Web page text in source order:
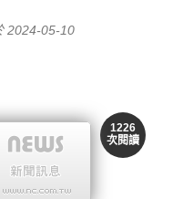
2024-05-10
1226
次閱讀